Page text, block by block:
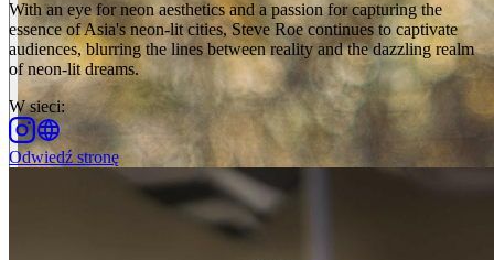
With an eye for neon aesthetics and a passion for capturing the
essence of Asia's neon-lit cities, Steve Roe continues to captivate
audiences, blurring the lines between reality and the dazzling realm
of neon-lit dreams.
W sieci:
Odwiedź stronę